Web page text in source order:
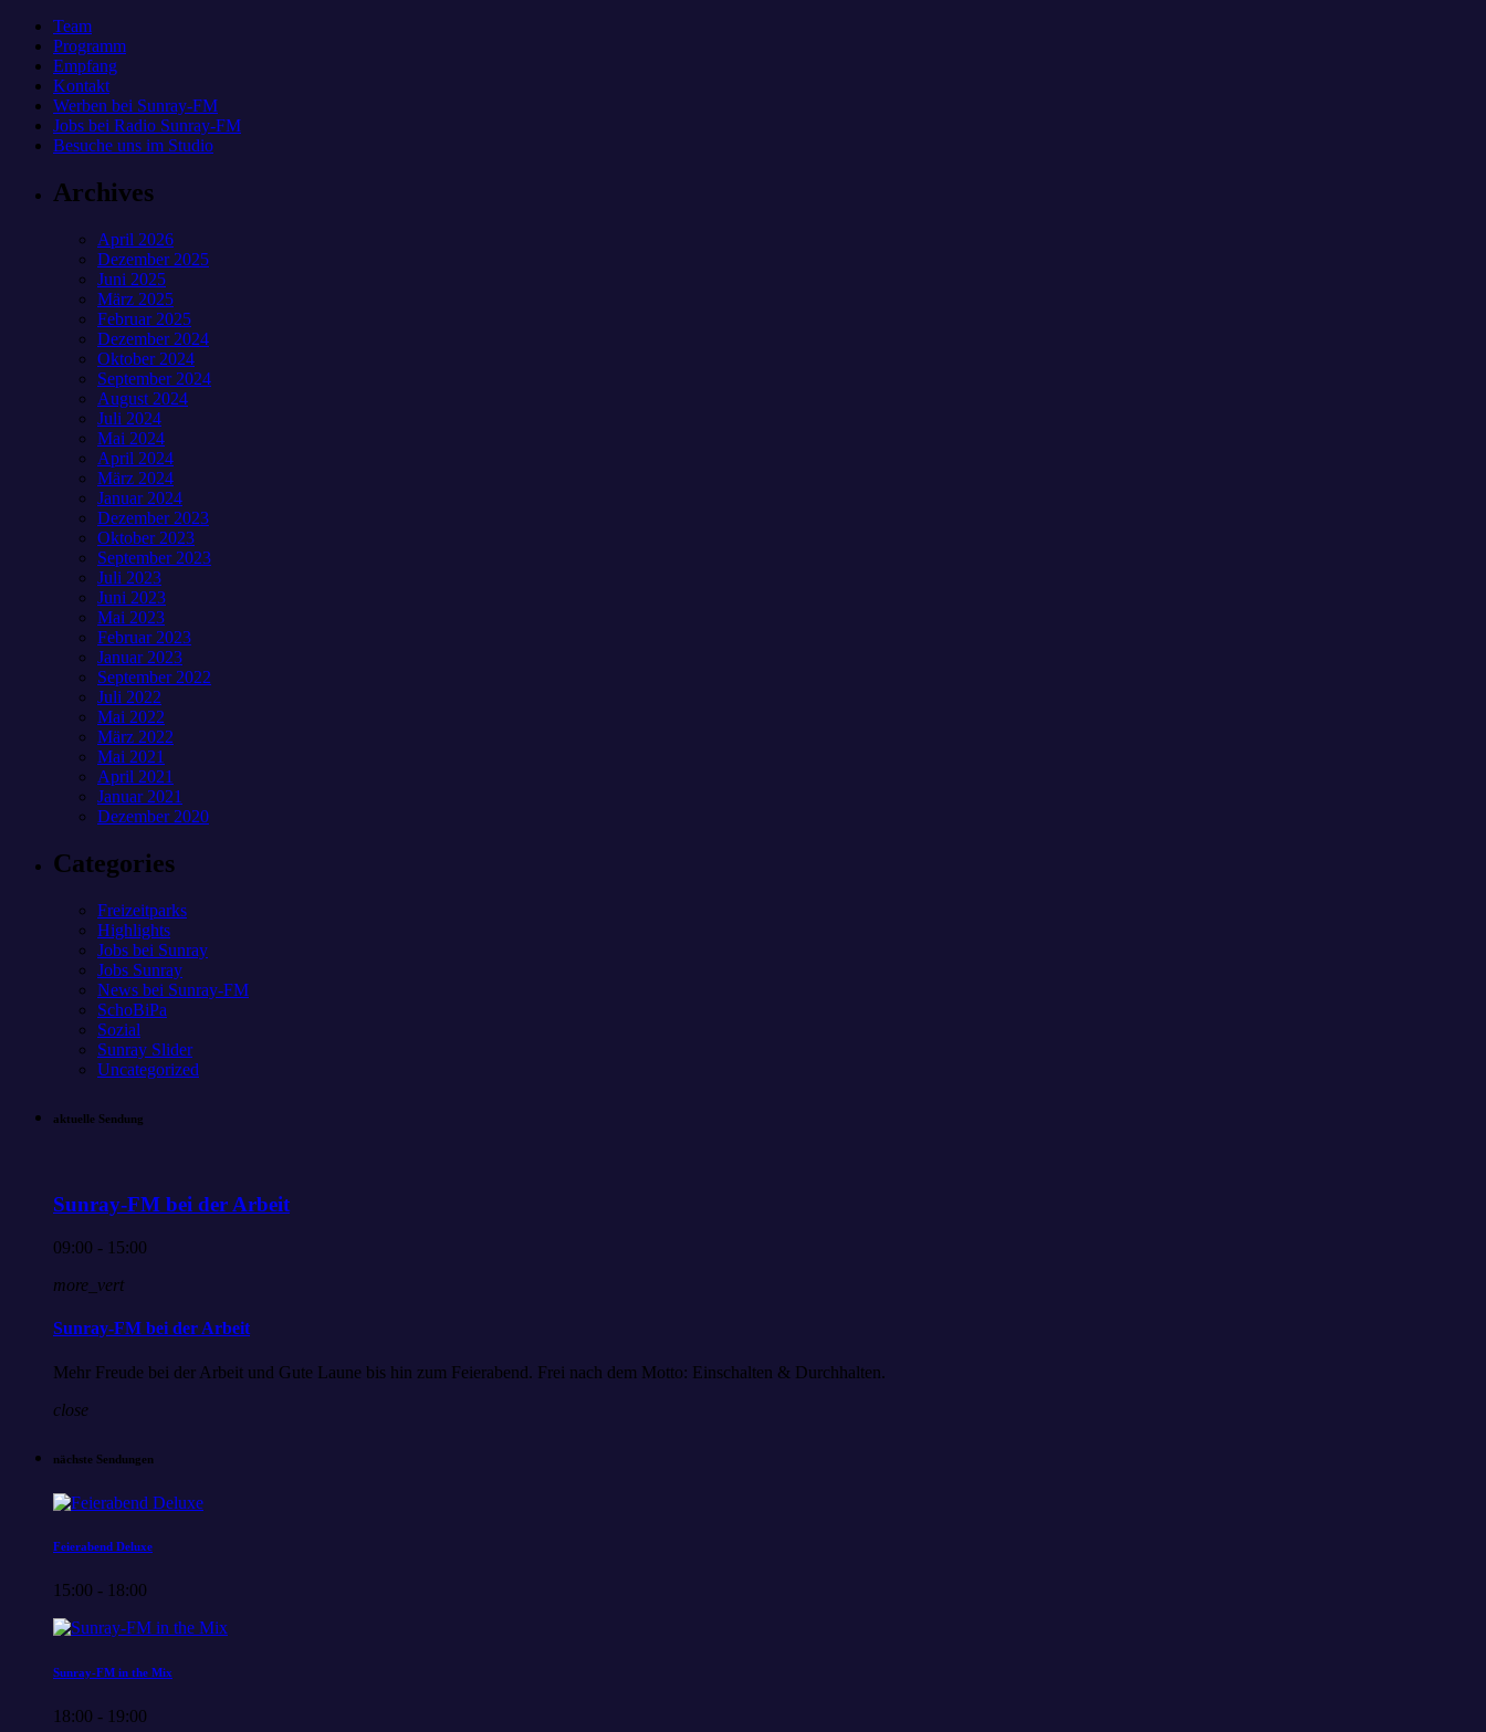
Team
Programm
Empfang
Kontakt
Werben bei Sunray-FM
Jobs bei Radio Sunray-FM
Besuche uns im Studio
Archives
April 2026
Dezember 2025
Juni 2025
März 2025
Februar 2025
Dezember 2024
Oktober 2024
September 2024
August 2024
Juli 2024
Mai 2024
April 2024
März 2024
Januar 2024
Dezember 2023
Oktober 2023
September 2023
Juli 2023
Juni 2023
Mai 2023
Februar 2023
Januar 2023
September 2022
Juli 2022
Mai 2022
März 2022
Mai 2021
April 2021
Januar 2021
Dezember 2020
Categories
Freizeitparks
Highlights
Jobs bei Sunray
Jobs Sunray
News bei Sunray-FM
SchoBiPa
Sozial
Sunray Slider
Uncategorized
aktuelle Sendung
Sunray-FM bei der Arbeit
09:00 - 15:00
more_vert
Sunray-FM bei der Arbeit
Mehr Freude bei der Arbeit und Gute Laune bis hin zum Feierabend. Frei nach dem Motto: Einschalten & Durchhalten.
close
nächste Sendungen
Feierabend Deluxe
15:00 - 18:00
Sunray-FM in the Mix
18:00 - 19:00